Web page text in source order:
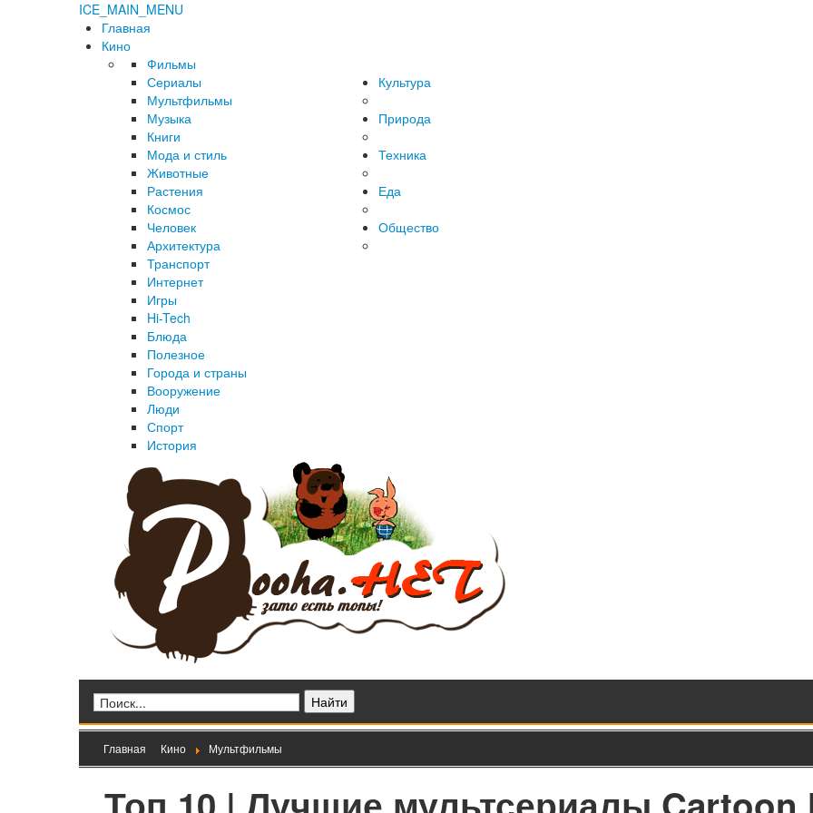
ICE_MAIN_MENU
Главная
Кино
Фильмы
Сериалы
Мультфильмы
Культура
Музыка
Книги
Мода и стиль
Природа
Животные
Растения
Космос
Человек
Техника
Архитектура
Транспорт
Интернет
Игры
Hi-Tech
Еда
Блюда
Полезное
Общество
Города и страны
Вооружение
Люди
Спорт
История
Главная Кино Мультфильмы